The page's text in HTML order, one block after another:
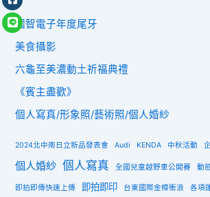
國智電子年度尾牙
美食攝影
六龜至美濃動土祈福典禮
《賓主盡歡》
個人寫真/形象照/藝術照/個人婚紗
2024北中南日立新品發表會 Audi KENDA 中秋活動
個人婚紗 個人寫真 全國兒童越野車公開賽 動
即拍即傳快速上傳 即拍即印 台東國際金樽衝浪 各項